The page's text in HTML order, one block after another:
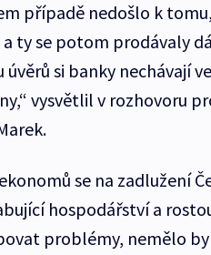
případě nedošlo k
ty se potom prodávaly
úvěrů si banky nechávají
vysvětlil v rozhovoru
se na zadlužení
hospodářství a
problémy, nemělo